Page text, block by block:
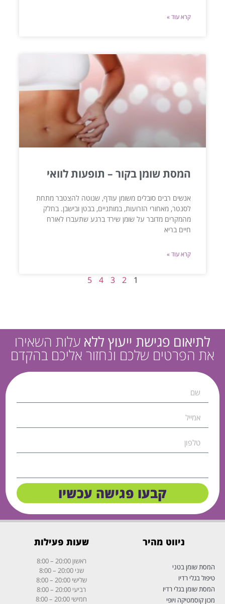
קרא עוד »
המסת שומן בקור – תופעות לוואי
אנשים רבים סובלים משומן עודף, שנוטה להצטבר מתחת
לסנטר, מאחורי הזרועות, במותניים, בבטן ובישבן. בחלק
מהמקרים מדובר על שומן שירד ברגע שתעברו לאורח
חיים בריא
קרא עוד »
1
2
3
4
5
לתיאום פגישת ייעוץ ללא עלות השאירו
את הפרטים שלכם ונחזור אליכם בהקדם
קבעו פגישה עכשיו
ניווט מהיר
המסת שומן בטני
טיפול בגלי רדיו
המסת שומן בגלי רדיו
מכון קוסמטיקה ויופי
שעות פעילות
ראשון20:00 – 8:00
שני20:00 – 8:00
שלישי20:00 – 8:00
רביעי 20:00 – 8:00
חמישי 20:00 – 8:00